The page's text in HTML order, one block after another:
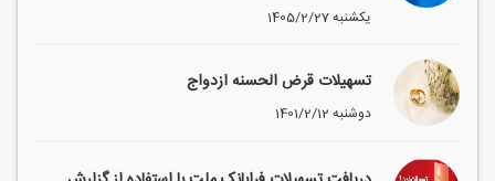
1405/2/27 یکشنبه
تسهیلات قرض الحسنه ازدواج
1401/2/12 دوشنبه